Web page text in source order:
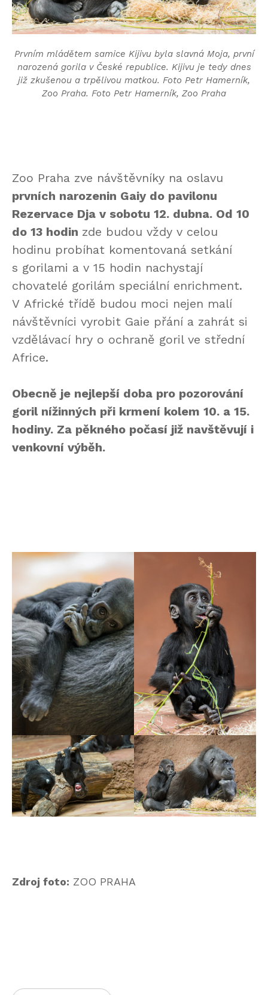
Prvním mládětem samice Kijivu byla slavná Moja, první
narozená gorila v České republice. Kijivu je tedy dnes
již zkušenou a trpělivou matkou. Foto Petr Hamerník,
Zoo Praha. Foto Petr Hamerník, Zoo Praha
Zoo Praha zve návštěvníky na oslavu
prvních narozenin Gaiy do pavilonu
Rezervace Dja v sobotu 12. dubna. Od 10
do 13 hodin zde budou vždy v celou
hodinu probíhat komentovaná setkání
s gorilami a v 15 hodin nachystají
chovatelé gorilám speciální enrichment.
V Africké třídě budou moci nejen malí
návštěvníci vyrobit Gaie přání a zahrát si
vzdělávací hry o ochraně goril ve střední
Africe.
Obecně je nejlepší doba pro pozorování
goril nížinných při krmení kolem 10. a 15.
hodiny. Za pěkného počasí již navštěvují i
venkovní výběh.
Zdroj foto: ZOO PRAHA